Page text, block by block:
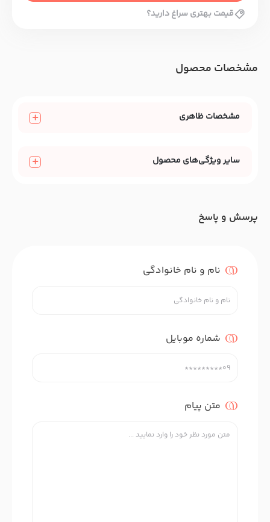
قیمت بهتری سراغ دارید؟
مشخصات محصول
مشخصات ظاهری
سایر ویژگی‌های محصول
پرسش و پاسخ
نام و نام خانوادگی
شماره موبایل
متن پیام